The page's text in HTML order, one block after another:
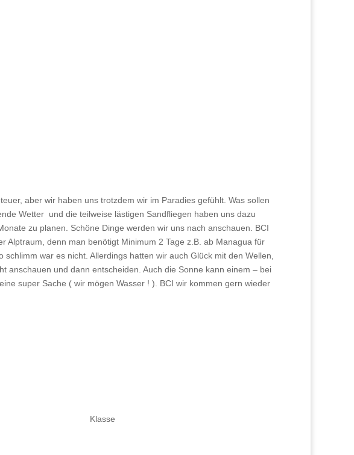
aber wir haben uns trotzdem wir im Paradies gefühlt. Was sollen
Wetter und die teilweise lästigen Sandfliegen haben uns dazu
zu planen. Schöne Dinge werden wir uns nach anschauen. BCI
Alptraum, denn man benötigt Minimum 2 Tage z.B. ab Managua für
war es nicht. Allerdings hatten wir auch Glück mit den Wellen,
anschauen und dann entscheiden. Auch die Sonne kann einem – bei
super Sache ( wir mögen Wasser ! ). BCI wir kommen gern wieder
Klasse